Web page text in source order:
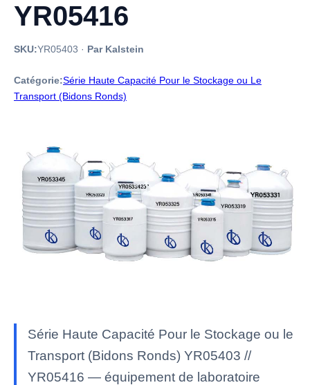
YR05416
SKU:YR05403 · Par Kalstein
Catégorie:Série Haute Capacité Pour le Stockage ou Le
Transport (Bidons Ronds)
Série Haute Capacité Pour le Stockage ou le
Transport (Bidons Ronds) YR05403 //
YR05416 — équipement de laboratoire